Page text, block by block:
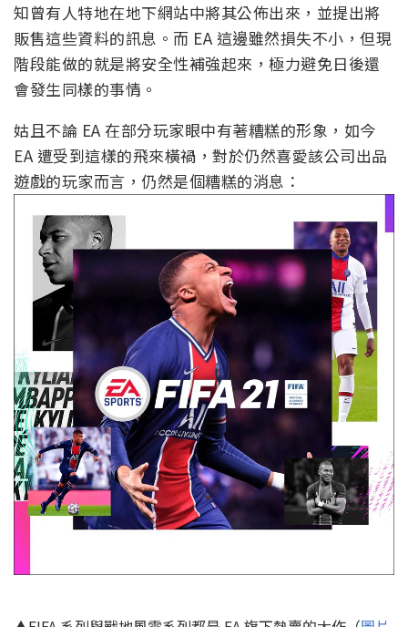
知曾有人特地在地下網站中將其公佈出來，並提出將
販售這些資料的訊息。而 EA 這邊雖然損失不小，但現
階段能做的就是將安全性補強起來，極力避免日後還
會發生同樣的事情。
姑且不論 EA 在部分玩家眼中有著糟糕的形象，如今
EA 遭受到這樣的飛來橫禍，對於仍然喜愛該公司出品
遊戲的玩家而言，仍然是個糟糕的消息：